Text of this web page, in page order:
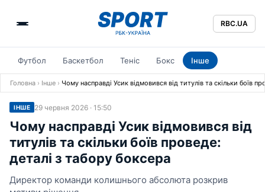
RBC.UA
Футбол Баскетбол Теніс Бокс Інше
Головна › Інше › Чому насправді Усик відмовився від титулів та скільки боїв
ІНШЕ 29 червня 2026 · 15:50
Чому насправді Усик відмовився від
титулів та скільки боїв проведе:
деталі з табору боксера
Директор команди колишнього абсолюта розкрив